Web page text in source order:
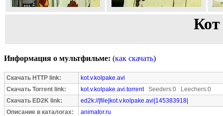
Кот
Информация о мультфильме: (как скачать)
Скачать HTTP link:
kot.v.kolpake.avi
Скачать Torrent link:
kot.v.kolpake.avi.torrentSeeders:0 Leechers:0
Скачать ED2K link:
ed2k://|file|kot.v.kolpake.avi|145383918|
Описание в каталогах:
animator.ru